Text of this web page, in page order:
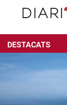
DESTACATS